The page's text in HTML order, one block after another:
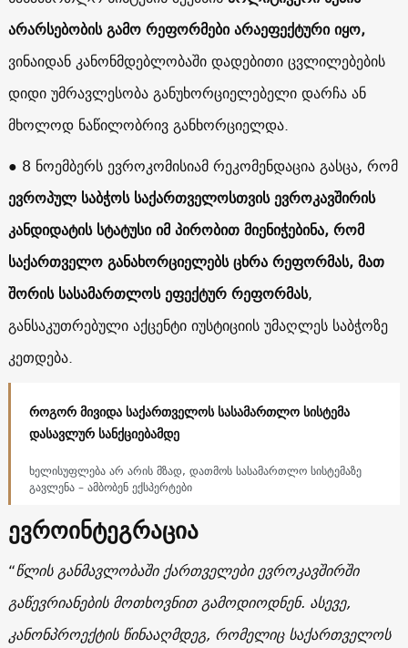
არარსებობის გამო რეფორმები არაეფექტური იყო,
ვინაიდან კანონმდებლობაში დადებითი ცვლილებების
დიდი უმრავლესობა განუხორციელებელი დარჩა ან
მხოლოდ ნაწილობრივ განხორციელდა.
● 8 ნოემბერს ევროკომისიამ რეკომენდაცია გასცა, რომ
ევროპულ საბჭოს საქართველოსთვის ევროკავშირის
კანდიდატის სტატუსი იმ პირობით მიენიჭებინა, რომ
საქართველო განახორციელებს ცხრა რეფორმას, მათ
შორის სასამართლოს ეფექტურ რეფორმას,
განსაკუთრებული აქცენტი იუსტიციის უმაღლეს საბჭოზე
კეთდება.
როგორ მივიდა საქართველოს სასამართლო სისტემა
დასავლურ სანქციებამდე
ხელისუფლება არ არის მზად, დათმოს სასამართლო სისტემაზე
გავლენა – ამბობენ ექსპერტები
ევროინტეგრაცია
“წლის განმავლობაში ქართველები ევროკავშირში
გაწევრიანების მოთხოვნით გამოდიოდნენ. ასევე,
კანონპროექტის წინააღმდეგ, რომელიც საქართველოს